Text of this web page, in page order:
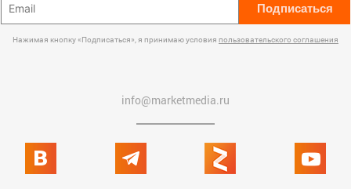
Подписаться
Нажимая кнопку «Подписаться», я принимаю условия пользовательского соглашения
info@marketmedia.ru